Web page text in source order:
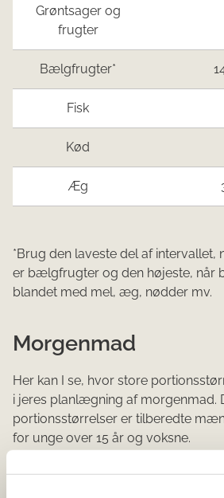
Grøntsager og
frugter
Bælgfrugter*
Fisk
Kød
Æg
*Brug den laveste del af intervallet,
er bælgfrugter og den højeste, når
blandet med mel, æg, nødder mv.
Morgenmad
Her kan I se, hvor store
i jeres planlægning af morgenmad.
portionsstørrelser er tilberedte
for unge over 15 år og voksne.